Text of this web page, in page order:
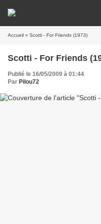
Accueil » Scotti - For Friends (1973)
Scotti - For Friends
Publié le 16/05/2009 à 01:44
Par Pilou72